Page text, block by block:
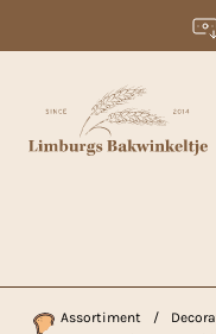
Assortiment /